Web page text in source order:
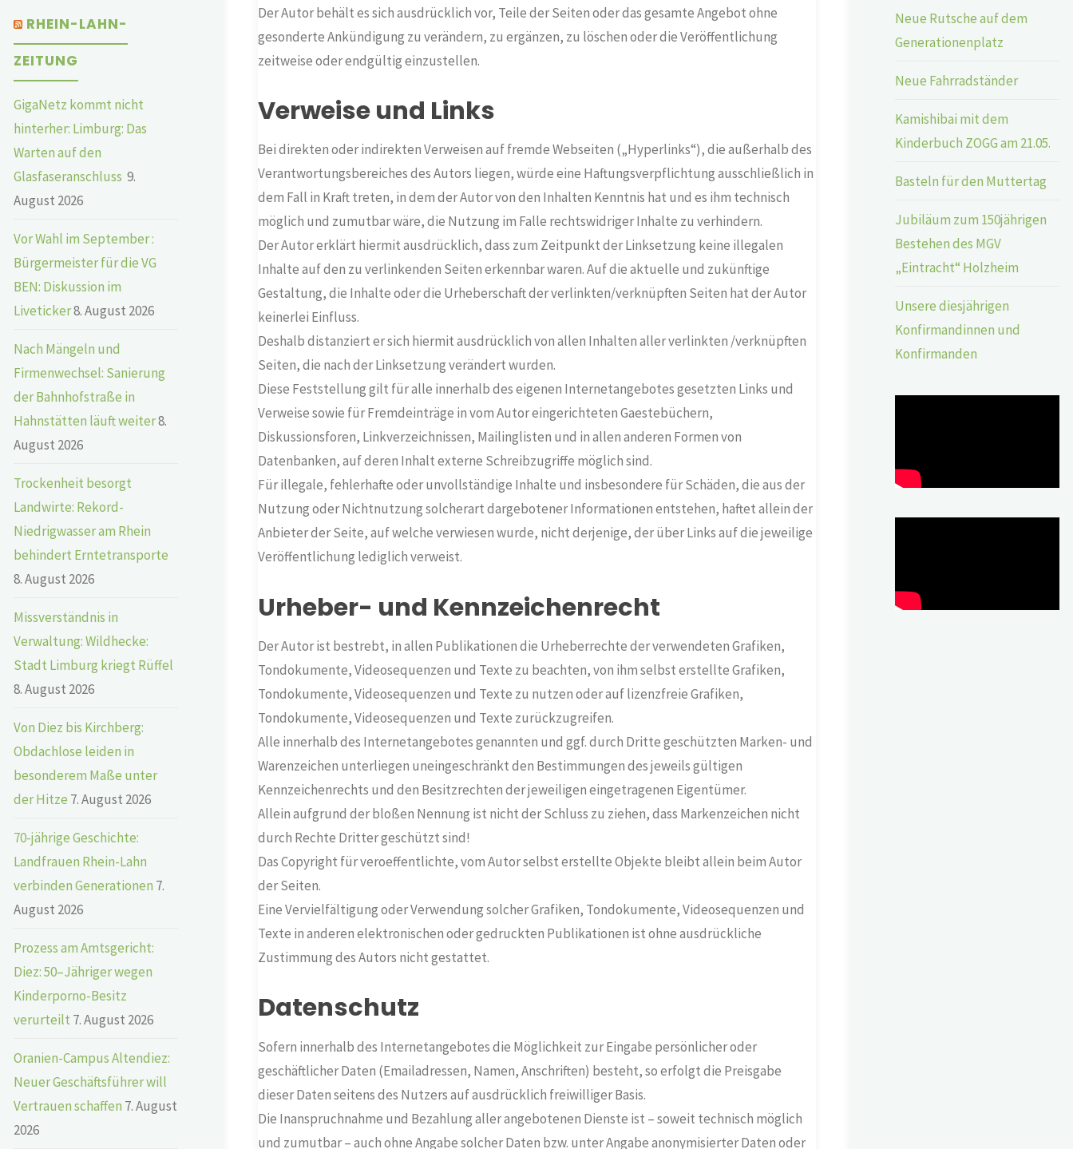
Der Autor behält es sich ausdrücklich vor, Teile der Seiten oder das gesamte Angebot ohne
gesonderte Ankündigung zu verändern, zu ergänzen, zu löschen oder die Veröffentlichung
zeitweise oder endgültig einzustellen.
Verweise und Links
Bei direkten oder indirekten Verweisen auf fremde Webseiten („Hyperlinks“), die außerhalb des
Verantwortungsbereiches des Autors liegen, würde eine Haftungsverpflichtung ausschließlich in
dem Fall in Kraft treten, in dem der Autor von den Inhalten Kenntnis hat und es ihm technisch
möglich und zumutbar wäre, die Nutzung im Falle rechtswidriger Inhalte zu verhindern.
Der Autor erklärt hiermit ausdrücklich, dass zum Zeitpunkt der Linksetzung keine illegalen
Inhalte auf den zu verlinkenden Seiten erkennbar waren. Auf die aktuelle und zukünftige
Gestaltung, die Inhalte oder die Urheberschaft der verlinkten/verknüpften Seiten hat der Autor
keinerlei Einfluss.
Deshalb distanziert er sich hiermit ausdrücklich von allen Inhalten aller verlinkten /verknüpften
Seiten, die nach der Linksetzung verändert wurden.
Diese Feststellung gilt für alle innerhalb des eigenen Internetangebotes gesetzten Links und
Verweise sowie für Fremdeinträge in vom Autor eingerichteten Gaestebüchern,
Diskussionsforen, Linkverzeichnissen, Mailinglisten und in allen anderen Formen von
Datenbanken, auf deren Inhalt externe Schreibzugriffe möglich sind.
Für illegale, fehlerhafte oder unvollständige Inhalte und insbesondere für Schäden, die aus der
Nutzung oder Nichtnutzung solcherart dargebotener Informationen entstehen, haftet allein der
Anbieter der Seite, auf welche verwiesen wurde, nicht derjenige, der über Links auf die jeweilige
Veröffentlichung lediglich verweist.
Urheber- und Kennzeichenrecht
Der Autor ist bestrebt, in allen Publikationen die Urheberrechte der verwendeten Grafiken,
Tondokumente, Videosequenzen und Texte zu beachten, von ihm selbst erstellte Grafiken,
Tondokumente, Videosequenzen und Texte zu nutzen oder auf lizenzfreie Grafiken,
Tondokumente, Videosequenzen und Texte zurückzugreifen.
Alle innerhalb des Internetangebotes genannten und ggf. durch Dritte geschützten Marken- und
Warenzeichen unterliegen uneingeschränkt den Bestimmungen des jeweils gültigen
Kennzeichenrechts und den Besitzrechten der jeweiligen eingetragenen Eigentümer.
Allein aufgrund der bloßen Nennung ist nicht der Schluss zu ziehen, dass Markenzeichen nicht
durch Rechte Dritter geschützt sind!
Das Copyright für veroeffentlichte, vom Autor selbst erstellte Objekte bleibt allein beim Autor
der Seiten.
Eine Vervielfältigung oder Verwendung solcher Grafiken, Tondokumente, Videosequenzen und
Texte in anderen elektronischen oder gedruckten Publikationen ist ohne ausdrückliche
Zustimmung des Autors nicht gestattet.
Datenschutz
Sofern innerhalb des Internetangebotes die Möglichkeit zur Eingabe persönlicher oder
geschäftlicher Daten (Emailadressen, Namen, Anschriften) besteht, so erfolgt die Preisgabe
dieser Daten seitens des Nutzers auf ausdrücklich freiwilliger Basis.
Die Inanspruchnahme und Bezahlung aller angebotenen Dienste ist – soweit technisch möglich
und zumutbar – auch ohne Angabe solcher Daten bzw. unter Angabe anonymisierter Daten oder
RHEIN-LAHN-
ZEITUNG
GigaNetz kommt nicht
hinterher: Limburg: Das
Warten auf den
Glasfaseranschluss 9.
August 2026
Vor Wahl im September :
Bürgermeister für die VG
BEN: Diskussion im
Liveticker8. August 2026
Nach Mängeln und
Firmenwechsel: Sanierung
der Bahnhofstraße in
Hahnstätten läuft weiter8.
August 2026
Trockenheit besorgt
Landwirte: Rekord-
Niedrigwasser am Rhein
behindert Erntetransporte
8. August 2026
Missverständnis in
Verwaltung: Wildhecke:
Stadt Limburg kriegt Rüffel
8. August 2026
Von Diez bis Kirchberg:
Obdachlose leiden in
besonderem Maße unter
der Hitze 7. August 2026
70-jährige Geschichte:
Landfrauen Rhein-Lahn
verbinden Generationen 7.
August 2026
Prozess am Amtsgericht:
Diez: 50–Jähriger wegen
Kinderporno-Besitz
verurteilt 7. August 2026
Oranien-Campus Altendiez:
Neuer Geschäftsführer will
Vertrauen schaffen 7. August
2026
Neue Rutsche auf dem
Generationenplatz
Neue Fahrradständer
Kamishibai mit dem
Kinderbuch ZOGG am 21.05.
Basteln für den Muttertag
Jubiläum zum 150jährigen
Bestehen des MGV
„Eintracht“ Holzheim
Unsere diesjährigen
Konfirmandinnen und
Konfirmanden